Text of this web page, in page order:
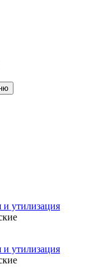
и утилизация
и утилизация